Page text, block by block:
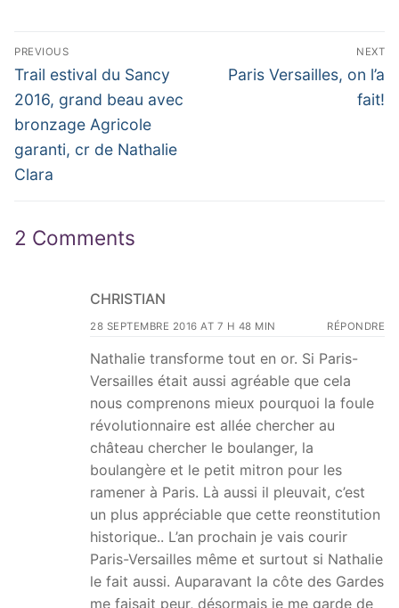
Navigation
de
l’article
PREVIOUS
Previous
post:
Trail estival du Sancy
2016, grand beau avec
bronzage Agricole
garanti, cr de Nathalie
Clara
NEXT
Next
Paris Versailles, on l’a
fait!
2 Comments
CHRISTIAN
28 SEPTEMBRE 2016 AT 7 H 48 MIN RÉPONDRE
Nathalie transforme tout en or. Si Paris-
Versailles était aussi agréable que cela
nous comprenons mieux pourquoi la foule
révolutionnaire est allée chercher au
château chercher le boulanger, la
boulangère et le petit mitron pour les
ramener à Paris. Là aussi il pleuvait, c’est
un plus appréciable que cette reonstitution
historique.. L’an prochain je vais courir
Paris-Versailles même et surtout si Nathalie
le fait aussi. Auparavant la côte des Gardes
me faisait peur, désormais je me garde de